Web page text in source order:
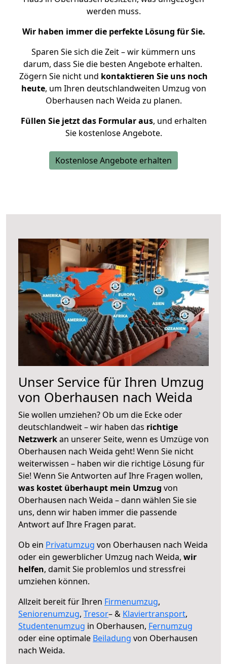
werden muss.
Wir haben immer die perfekte Lösung für Sie.
Sparen Sie sich die Zeit – wir kümmern uns
darum, dass Sie die besten Angebote erhalten.
Zögern Sie nicht und kontaktieren Sie uns noch
heute, um Ihren deutschlandweiten Umzug von
Oberhausen nach Weida zu planen.
Füllen Sie jetzt das Formular aus, und erhalten
Sie kostenlose Angebote.
Kostenlose Angebote erhalten
Unser Service für Ihren Umzug
von Oberhausen nach Weida
Sie wollen umziehen? Ob um die Ecke oder
deutschlandweit – wir haben das richtige
Netzwerkan unserer Seite, wenn es Umzüge von
Oberhausen nach Weida geht! Wenn Sie nicht
weiterwissen – haben wir die richtige Lösung für
Sie! Wenn Sie Antworten auf Ihre Fragen wollen,
was kostet überhaupt mein Umzug von
Oberhausen nach Weida – dann wählen Sie sie
uns, denn wir haben immer die passende
Antwort auf Ihre Fragen parat.
Ob ein Privatumzug von Oberhausen nach Weida
oder ein gewerblicher Umzug nach Weida, wir
helfen, damit Sie problemlos und stressfrei
umziehen können.
Allzeit bereit für Ihren Firmenumzug,
Seniorenumzug, Tresor– & Klaviertransport,
Studentenumzug in Oberhausen, Fernumzug
oder eine optimale Beiladung von Oberhausen
nach Weida.